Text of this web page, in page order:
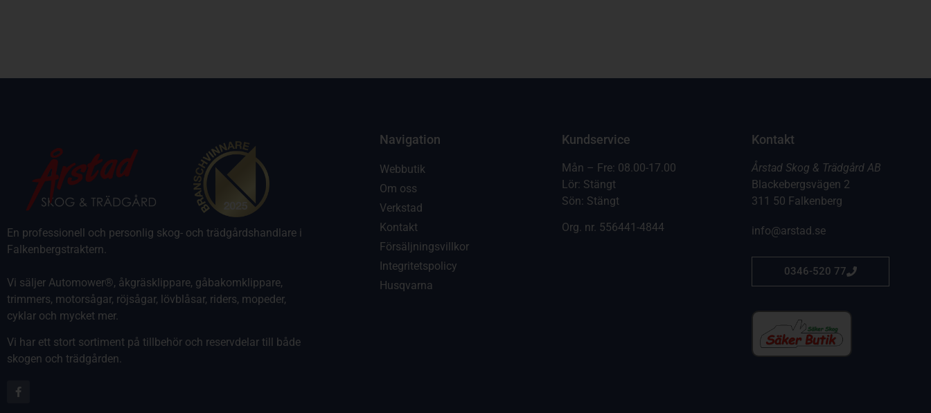
En professionell och personlig skog- och trädgårdshandlare i
Falkenbergstraktern.
Vi säljer Automower®, åkgräsklippare, gåbakomklippare,
trimmers, motorsågar, röjsågar, lövblåsar, riders, mopeder,
cyklar och mycket mer.
Vi har ett stort sortiment på tillbehör och reservdelar till både
skogen och trädgården.
Navigation
Webbutik
Om oss
Verkstad
Kontakt
Försäljningsvillkor
Integritetspolicy
Husqvarna
Kundservice
Mån – Fre: 08.00-17.00
Lör: Stängt
Sön: Stängt
Org. nr. 556441-4844
Kontakt
Årstad Skog & Trädgård AB
Blackebergsvägen 2
311 50 Falkenberg
info@arstad.se
0346-520 77